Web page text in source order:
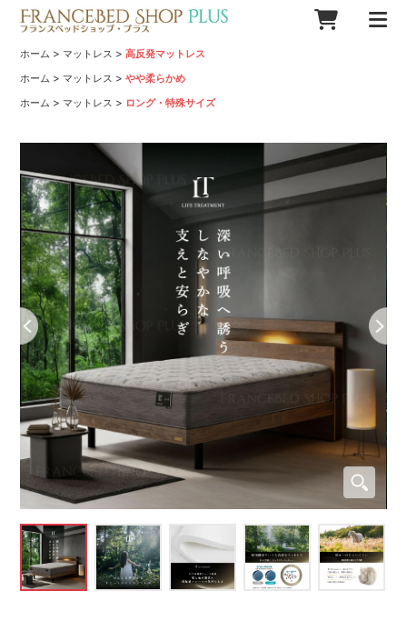
ホーム > マットレス >高反発マットレス
ホーム > マットレス >やや柔らかめ
ホーム > マットレス > ロング・特殊サイズ